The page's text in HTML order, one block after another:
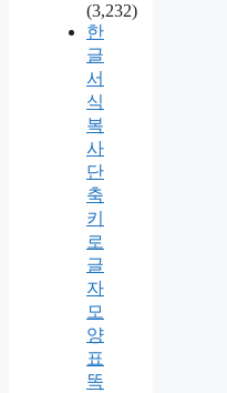
(3,232)
한
글
서
식
복
사
단
축
키
로
글
자
모
양
표
똑